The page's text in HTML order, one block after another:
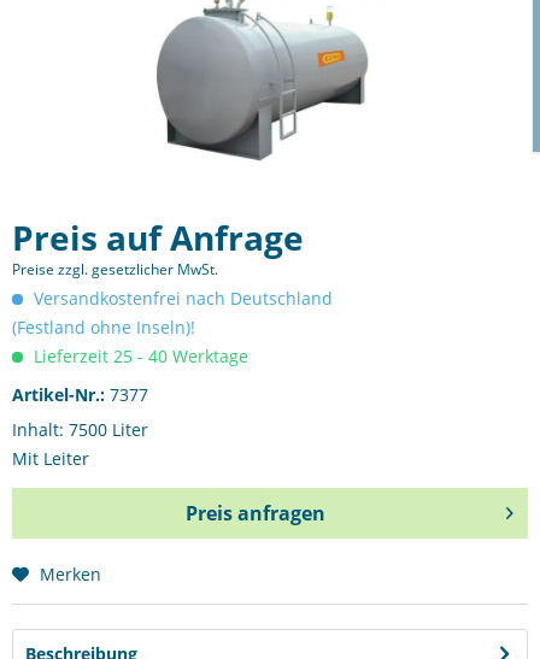
Preis auf Anfrage
Preise zzgl. gesetzlicher MwSt.
Versandkostenfrei nach Deutschland
(Festland ohne Inseln)!
Lieferzeit 25 - 40 Werktage
Artikel-Nr.: 7377
Inhalt: 7500 Liter
Mit Leiter
Preis anfragen
Preis anfragen
Merken
Beschreibung